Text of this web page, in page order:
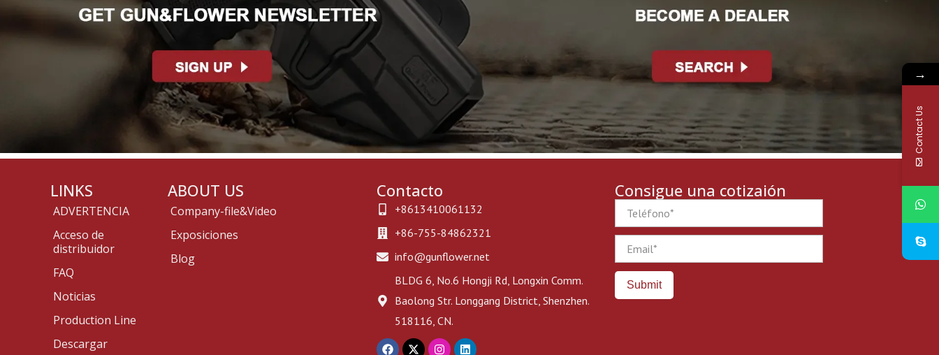
LINKS
ADVERTENCIA
Acceso de
distribuidor
FAQ
Noticias
Production Line
Descargar
ABOUT US
Company-file&Video
Exposiciones
Blog
Contacto
+8613410061132
+86-755-84862321
info@gunflower.net
BLDG 6, No.6 Hongji Rd, Longxin Comm.
Baolong Str. Longgang District, Shenzhen.
518116, CN.
F
a
X
-
I
n
L
i
Consigue una cotizaión
Submit
→
Contact Us